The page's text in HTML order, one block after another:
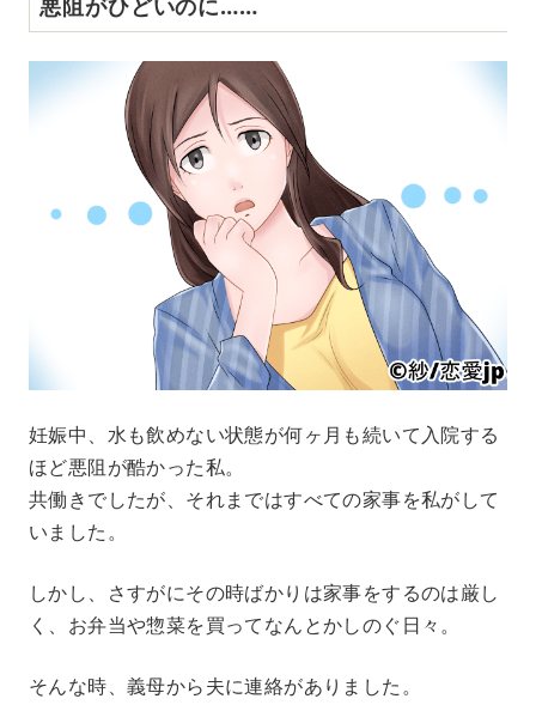
悪阻がひどいのに……
妊娠中、水も飲めない状態が何ヶ月も続いて入院する
ほど悪阻が酷かった私。
共働きでしたが、それまではすべての家事を私がして
いました。
しかし、さすがにその時ばかりは家事をするのは厳し
く、お弁当や惣菜を買ってなんとかしのぐ日々。
そんな時、義母から夫に連絡がありました。